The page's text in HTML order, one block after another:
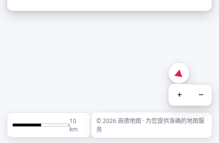
+ −
10
km
© 2026 高德地图 · 为您提供准确的地图服
务